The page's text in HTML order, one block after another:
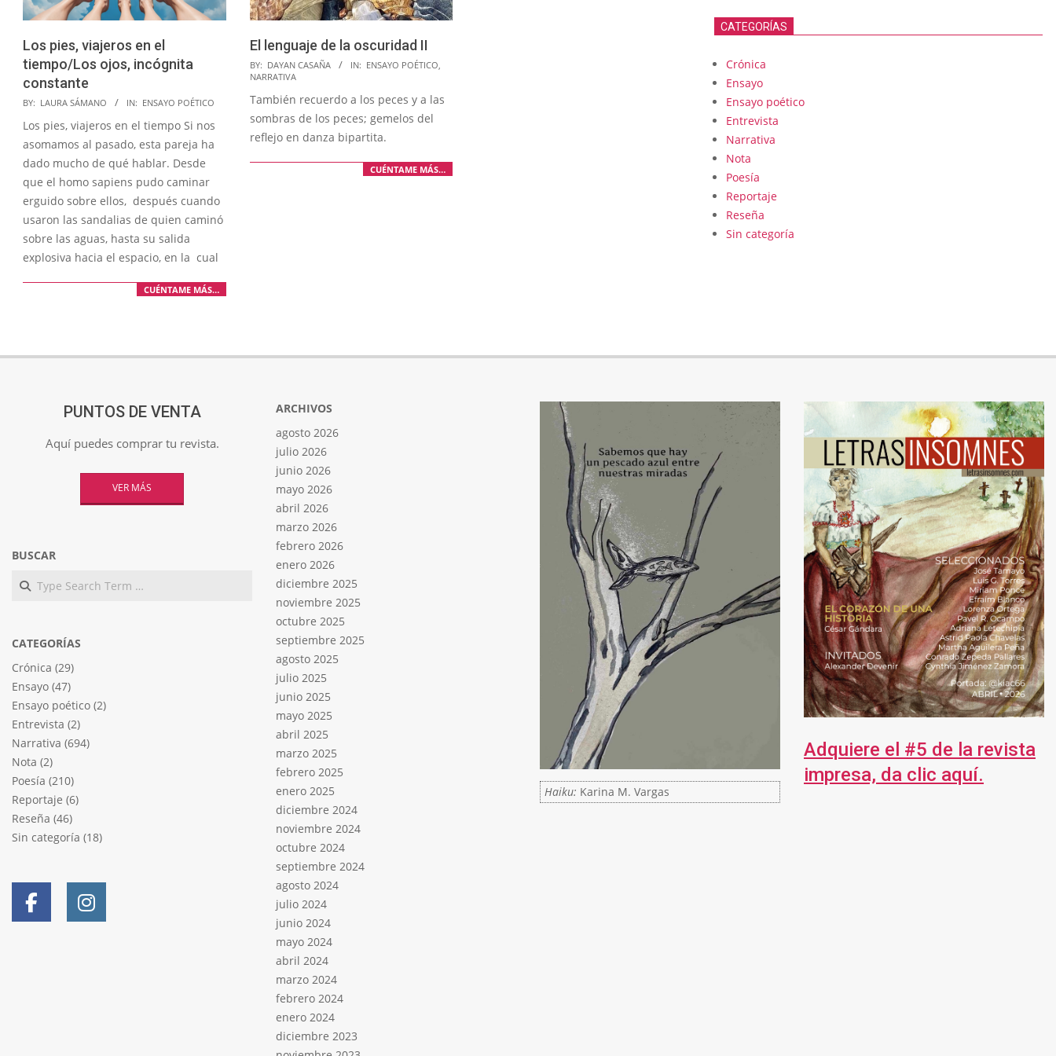
Los pies, viajeros en el
tiempo/Los ojos, incógnita
constante
2024-
01-
26
BY: LAURA SÁMANO IN: ENSAYO POÉTICO
Los pies, viajeros en el tiempo Si nos
asomamos al pasado, esta pareja ha
dado mucho de qué hablar. Desde
que el homo sapiens pudo caminar
erguido sobre ellos, después cuando
usaron las sandalias de quien caminó
sobre las aguas, hasta su salida
explosiva hacia el espacio, en la cual
CUÉNTAME MÁS…
El lenguaje de la oscuridad II
2023-
07-
14
BY: DAYAN CASAÑA IN: ENSAYO POÉTICO
NARRATIVA
También recuerdo a los peces y a las
sombras de los peces; gemelos del
reflejo en danza bipartita.
CUÉNTAME MÁS…
CATEGORÍAS
Crónica
Ensayo
Ensayo poético
Entrevista
Narrativa
Nota
Poesía
Reportaje
Reseña
Sin categoría
PUNTOS DE VENTA
Aquí puedes comprar tu revista.
VER MÁS
BUSCAR
Search
CATEGORÍAS
Crónica (29)
Ensayo (47)
Ensayo poético (2)
Entrevista (2)
Narrativa (694)
Nota (2)
Poesía (210)
Reportaje (6)
Reseña (46)
Sin categoría (18)
ARCHIVOS
agosto 2026
julio 2026
junio 2026
mayo 2026
abril 2026
marzo 2026
febrero 2026
enero 2026
diciembre 2025
noviembre 2025
octubre 2025
septiembre 2025
agosto 2025
julio 2025
junio 2025
mayo 2025
abril 2025
marzo 2025
febrero 2025
enero 2025
diciembre 2024
noviembre 2024
octubre 2024
septiembre 2024
agosto 2024
julio 2024
junio 2024
mayo 2024
abril 2024
marzo 2024
febrero 2024
enero 2024
diciembre 2023
Haiku: Karina M. Vargas
Adquiere el #5 de la revista
impresa, da clic aquí.